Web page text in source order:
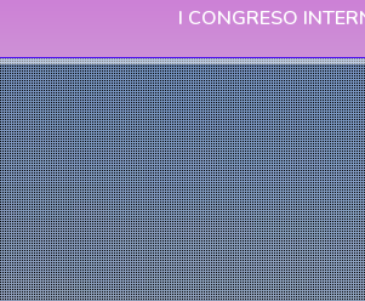
I CONGRESO